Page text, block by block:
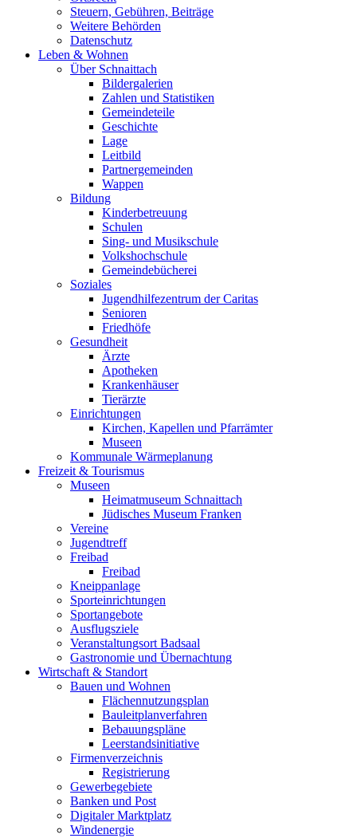
Steuern, Gebühren, Beiträge
Weitere Behörden
Datenschutz
Leben & Wohnen
Über Schnaittach
Bildergalerien
Zahlen und Statistiken
Gemeindeteile
Geschichte
Lage
Leitbild
Partnergemeinden
Wappen
Bildung
Kinderbetreuung
Schulen
Sing- und Musikschule
Volkshochschule
Gemeindebücherei
Soziales
Jugendhilfezentrum der Caritas
Senioren
Friedhöfe
Gesundheit
Ärzte
Apotheken
Krankenhäuser
Tierärzte
Einrichtungen
Kirchen, Kapellen und Pfarrämter
Museen
Kommunale Wärmeplanung
Freizeit & Tourismus
Museen
Heimatmuseum Schnaittach
Jüdisches Museum Franken
Vereine
Jugendtreff
Freibad
Freibad
Kneippanlage
Sporteinrichtungen
Sportangebote
Ausflugsziele
Veranstaltungsort Badsaal
Gastronomie und Übernachtung
Wirtschaft & Standort
Bauen und Wohnen
Flächennutzungsplan
Bauleitplanverfahren
Bebauungspläne
Leerstandsinitiative
Firmenverzeichnis
Registrierung
Gewerbegebiete
Banken und Post
Digitaler Marktplatz
Windenergie